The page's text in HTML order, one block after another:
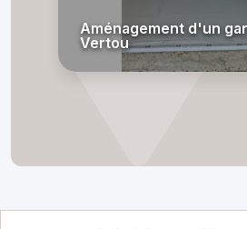
Aménagement d'un
Vertou